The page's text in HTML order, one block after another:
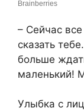
– Сейчас
сказать
больше
маленький!
Улыбка с